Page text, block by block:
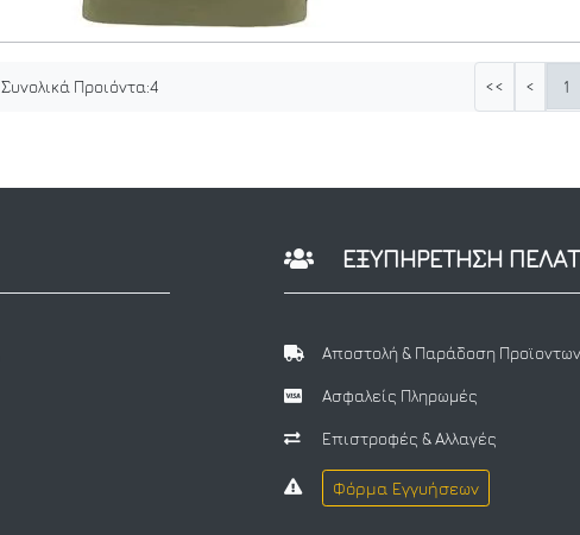
Συνολικά Προιόντα:4 << < 1
ΕΞΥΠΗΡΕΤΗΣΗ
Αποστολή & Παράδοση Προϊοντων
Ασφαλείς Πληρωμές
Επιστροφές & Αλλαγές
Φόρμα Εγγυήσεων